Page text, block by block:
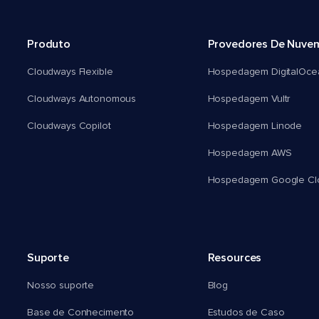
Produto
Cloudways Flexible
Cloudways Autonomous
Cloudways Copilot
Provedores De
Hospedagem
Hospedagem Vultr
Hospedagem Linode
Hospedagem AWS
Hospedagem Google
Suporte
Nosso suporte
Base de Conhecimento
Resources
Blog
Estudos de Caso